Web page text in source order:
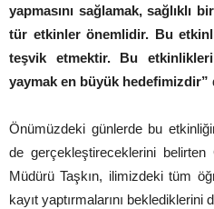
yapmasını sağlamak, sağlıklı
tür etkinler önemlidir. Bu
teşvik etmektir. Bu
yaymak en büyük hedefimizdir”
Önümüzdeki günlerde bu
de gerçekleştireceklerini
Müdürü Taşkın, ilimizdeki tüm
kayıt yaptırmalarını beklediklerini